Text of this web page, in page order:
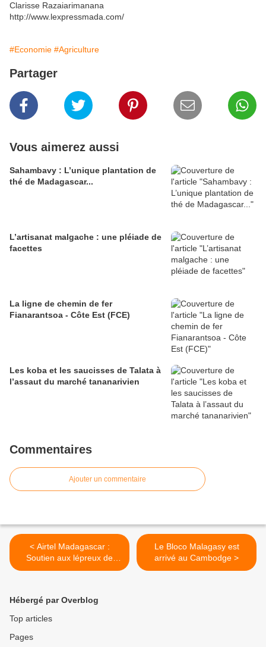
Clarisse Razaiarimanana
http://www.lexpressmada.com/
#Economie #Agriculture
Partager
Vous aimerez aussi
Sahambavy : L’unique plantation de
thé de Madagascar...
L’artisanat malgache : une pléiade de
facettes
La ligne de chemin de fer
Fianarantsoa - Côte Est (FCE)
Les koba et les saucisses de Talata à
l’assaut du marché tananarivien
Commentaires
Ajouter un commentaire
< Airtel Madagascar :
Soutien aux lépreux de
Fianarantsoa
Le Bloco Malagasy est
arrivé au Cambodge >
Hébergé par Overblog
Top articles
Pages